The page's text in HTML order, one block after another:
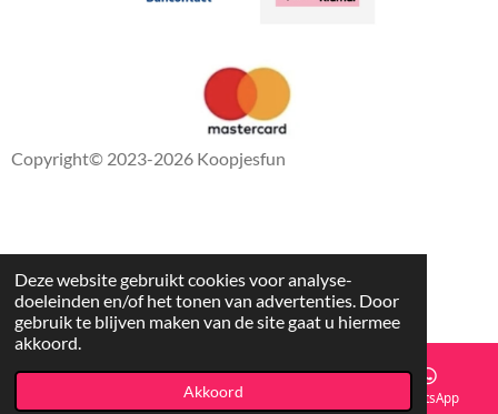
Deze website gebruikt cookies voor analyse-
doeleinden en/of het tonen van advertenties. Door
gebruik te blijven maken van de site gaat u hiermee
akkoord.
Akkoord
Copyright© 2023-2026 Koopjesfun
Facebook WhatsApp